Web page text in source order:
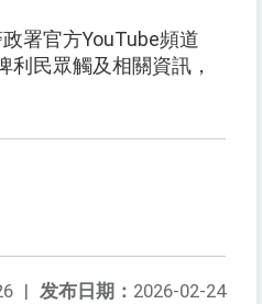
署官方YouTube頻道
利民眾觸及相關資訊，
发布日期： 2026-02-24
|